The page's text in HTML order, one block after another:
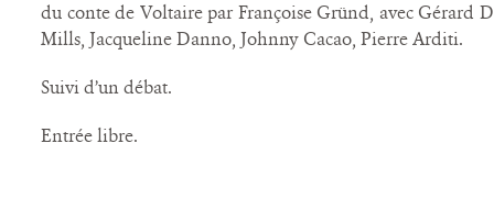
du conte de Voltaire par Françoise Gründ, avec Gérard
Mills, Jacqueline Danno, Johnny Cacao, Pierre Arditi.
Suivi d’un débat.
Entrée libre.